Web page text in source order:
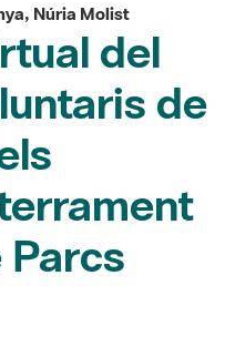
Núria Molist
del
de
Parcs